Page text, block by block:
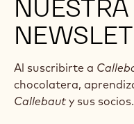
NUESTRA
Al suscribirte a
chocolatera,
Callebaut y sus socios.